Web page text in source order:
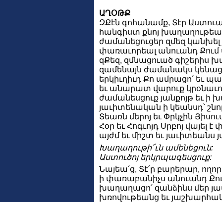
ԱՂՕԹՔ
ԶՔէն գոհանամք, Տէր
հանգիստ քնոյ
ժամանեցուցեր զմեզ
փառաւորեալ անուանդ Քում
զՔեզ, զմնացուած գիշերիս
զամենայն ժամանակս
երկիւղիւդ Քո ամրացո՛ եւ
եւ անարատ վարուք
ժամանեսցուք յանքոյթ եւ
յաւիտենական ի կեանսդ՝
Տեառն մերոյ եւ Փրկչին
Հօր եւ Հոգւոյդ Սրբոյ
այժմ եւ միշտ եւ յաւիտեանս
Խաղաղութի՜ւն ամենեցուն:
Աստուծոյ երկրպագեսցուք:
Նայեա՛ց, Տէ՛ր բարերար,
ի փառաբանիչս անուանդ
խաղաղացո՛ զանձինս մեր
խռովութեանց եւ